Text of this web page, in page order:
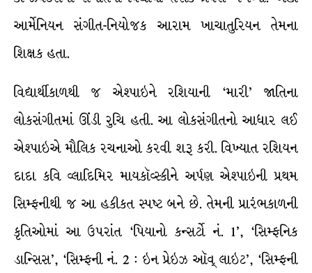
આર્મેનિયન સંગીત-નિયોજક આરામ ખાચાતુરિયન તેમના
શિક્ષક હતા.
વિદ્યાર્થીકાળથી જ એશ્પાઇને રશિયાની ‘મારી’ જાતિના
લોકસંગીતમાં ઊંડી રુચિ હતી. આ લોકસંગીતનો આધાર લઈ
એશ્પાઇએ મૌલિક રચનાઓ કરવી શરૂ કરી. વિખ્યાત રશિયન
દાદા કવિ વ્લાદિમિર માયકૉવ્સ્કીને અર્પણ એશ્પાઇની પ્રથમ
સિમ્ફનીથી જ આ હકીકત સ્પષ્ટ બને છે. તેમની પ્રારંભકાળની
કૃતિઓમાં આ ઉપરાંત ‘પિયાનો કન્સર્ટો નં. 1’, ‘સિમ્ફનિક
ડાન્સિસ’, ‘સિમ્ફની નં. 2 : ઇન પ્રેઇઝ ઑવ્ લાઇટ’, ‘સિમ્ફની